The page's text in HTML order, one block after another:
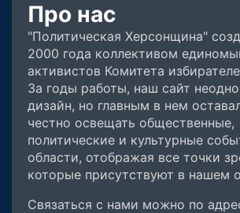
Про нас
"Политическая Херсонщина"
2000 года коллективом
активистов Комитета
За годы работы, наш сайт
дизайн, но главным в нем
честно освещать общественные,
политические и культурные
области, отображая все точки
которые присутствуют в нашем
Связаться с нами можно по